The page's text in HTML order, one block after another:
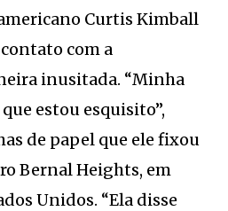
Curtis Kimball
com a
inusitada. “Minha
estou esquisito”,
de papel que ele fixou
Bernal Heights, em
Unidos. “Ela disse